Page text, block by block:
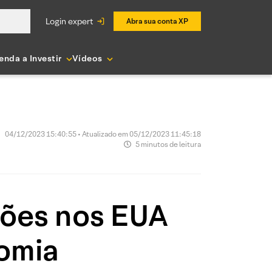
login expert Abra sua conta XP
a Investir Vídeos
04/12/2023 15:40:55 • Atualizado em 05/12/2023 11:45:18
5 minutos de leitura
nos EUA